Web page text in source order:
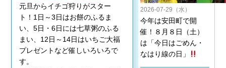
元旦からイチゴ狩りがスター
ト！1日～3日はお餅のふるま
い、5日・6日には七草粥のふる
まい、12日～14日はいちご大福
プレゼントなど催しいろいろで
す。
2026-07-29（水）
今年は安田町で開
催！８月８日（土）
は「今日はごめん・
なはり線の日」